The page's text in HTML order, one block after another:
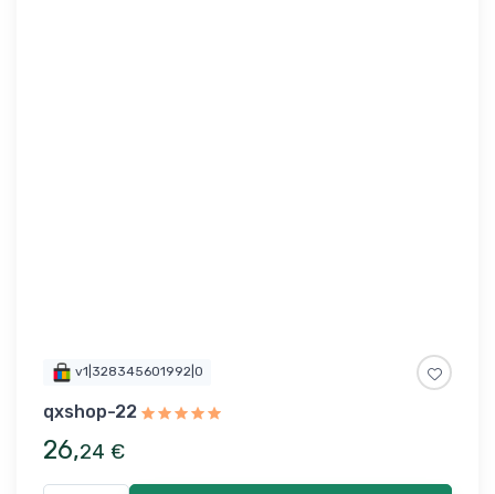
v1|328345601992|0
qxshop-22
26,24 €